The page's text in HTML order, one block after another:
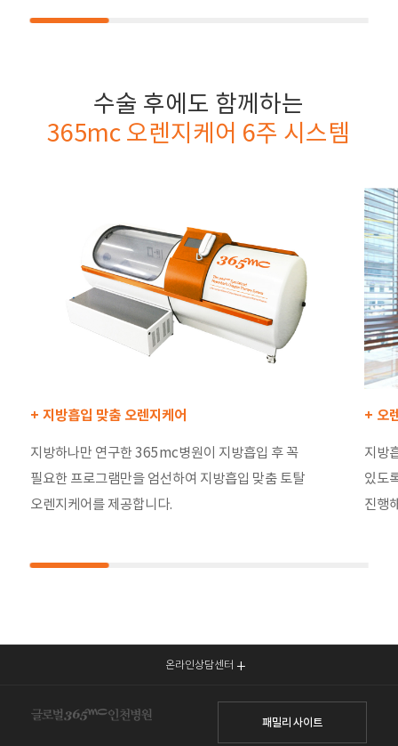
수술 후에도 함께하는
365mc 오렌지케어 6주 시스템
+ 지방흡입 맞춤 오렌지케어
지방하나만 연구한 365mc병원이 지방흡입 후 꼭
필요한 프로그램만을 엄선하여 지방흡입 맞춤 토탈
오렌지케어를 제공합니다.
+ 오
지방
있도
진행
온라인상담센터
패밀리 사이트